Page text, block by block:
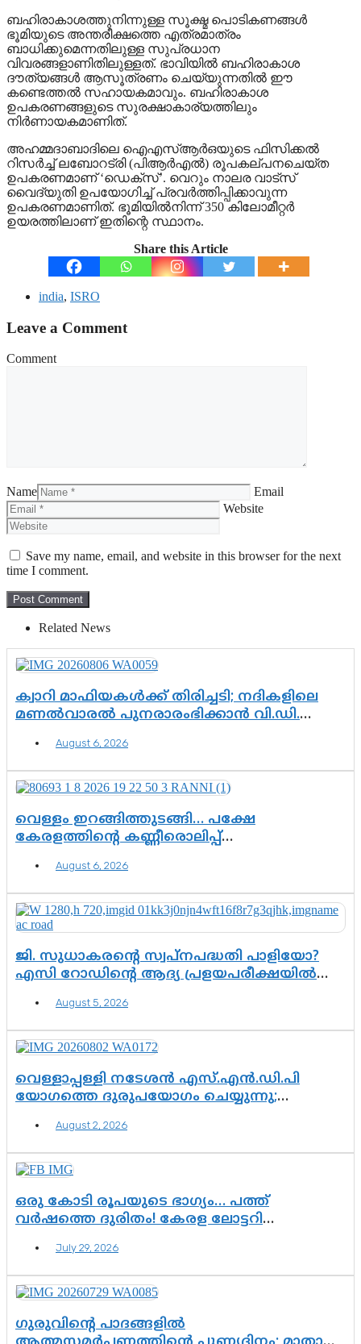
ബഹിരാകാശത്തുനിന്നുള്ള സൂക്ഷ്മ പൊടികണങ്ങള്‍
ഭൂമിയുടെ അന്തരീക്ഷത്തെ എത്രമാത്രം
ബാധിക്കുമെന്നതിലുള്ള സുപ്രധാന
വിവരങ്ങളാണിതിലുള്ളത്. ഭാവിയില്‍ ബഹിരാകാശ
ദൗത്യങ്ങള്‍ ആസൂത്രണം ചെയ്യുന്നതില്‍ ഈ
കണ്ടെത്തല്‍ സഹായകമാവും. ബഹിരാകാശ
ഉപകരണങ്ങളുടെ സുരക്ഷാകാര്യത്തിലും
നിര്‍ണായകമാണിത്.
അഹമ്മദാബാദിലെ ഐഎസ്ആര്‍ഒയുടെ ഫിസിക്കല്‍
റിസര്‍ച്ച് ലബോറട്രി (പിആര്‍എല്‍) രൂപകല്പനചെയ്ത
ഉപകരണമാണ് ‘ഡെക്‌സ്’. വെറും നാലര വാട്‌സ്
വൈദ്യുതി ഉപയോഗിച്ച് പ്രവര്‍ത്തിപ്പിക്കാവുന്ന
ഉപകരണമാണിത്. ഭൂമിയില്‍നിന്ന് 350 കിലോമീറ്റര്‍
ഉയരത്തിലാണ് ഇതിന്റെ സ്ഥാനം.
Share this Article
india, ISRO
Leave a Comment
Comment
Name
Email
Website
Save my name, email, and website in this browser for the next
time I comment.
Related News
ക്വാറി മാഫിയകൾക്ക് തിരിച്ചടി; നദികളിലെ
മണൽവാരൽ പുനരാരംഭിക്കാൻ വി.ഡി.
August 6, 2026
വെള്ളം ഇറങ്ങിത്തുടങ്ങി… പക്ഷേ
കേരളത്തിന്റെ കണ്ണീരൊലിപ്പ്
August 6, 2026
ജി. സുധാകരന്റെ സ്വപ്നപദ്ധതി പാളിയോ?
എസി റോഡിന്റെ ആദ്യ പ്രളയപരീക്ഷയിൽ
August 5, 2026
വെള്ളാപ്പള്ളി നടേശൻ എസ്.എൻ.ഡി.പി
യോഗത്തെ ദുരുപയോഗം ചെയ്യുന്നു;
വിഷവിത്ത്: ഗോകുലം ഗോപാലൻ
August 2, 2026
ഒരു കോടി രൂപയുടെ ഭാഗ്യം… പത്ത്
വർഷത്തെ ദുരിതം! കേരള ലോട്ടറി
പോരാട്ടംJuly 29, 2026
ഗുരുവിന്റെ പാദങ്ങളിൽ